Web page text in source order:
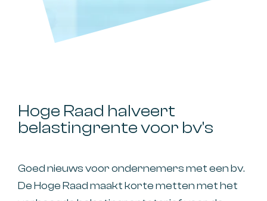
Hoge Raad halveert
belastingrente voor bv’s
Goed nieuws voor ondernemers met een bv.
De Hoge Raad maakt korte metten met het